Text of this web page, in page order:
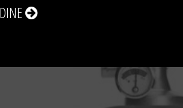
CUSTOMS ISSUES IN THE USA,